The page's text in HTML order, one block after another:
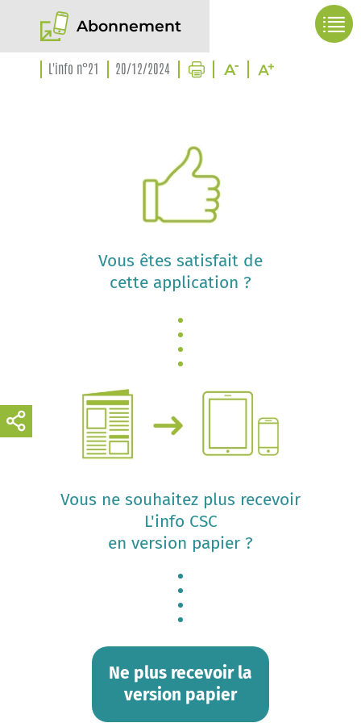
Abonnement
L'info n°21 20/12/2024
Vous êtes satisfait de
cette application ?
Vous ne souhaitez plus recevoir
L'info CSC
en version papier ?
Ne plus recevoir la
version papier